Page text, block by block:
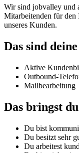
Wir sind jobvalley und
Mitarbeitenden für den
unseres Kunden.
Das sind
Aktive
Outbound-
Mailbearbeitung
Das bringst
Du bist
Du besitzt sehr
Du arbeitest